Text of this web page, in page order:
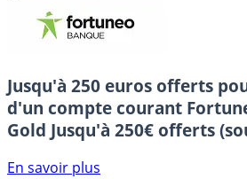
Jusqu'à 250 euros offerts
d'un compte courant
Gold Jusqu'à 250€ offerts
En savoir plus